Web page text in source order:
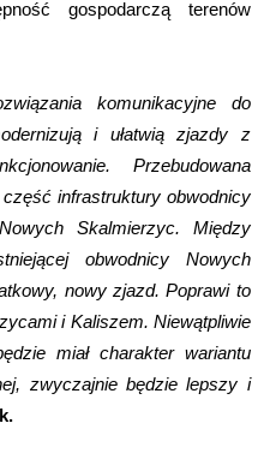
gospodarczą terenów
komunikacyjne do
i ułatwią zjazdy z
Przebudowana
infrastruktury obwodnicy
Skalmierzyc. Między
obwodnicy Nowych
nowy zjazd. Poprawi to
i Kaliszem. Niewątpliwie
miał charakter wariantu
zwyczajnie będzie lepszy i